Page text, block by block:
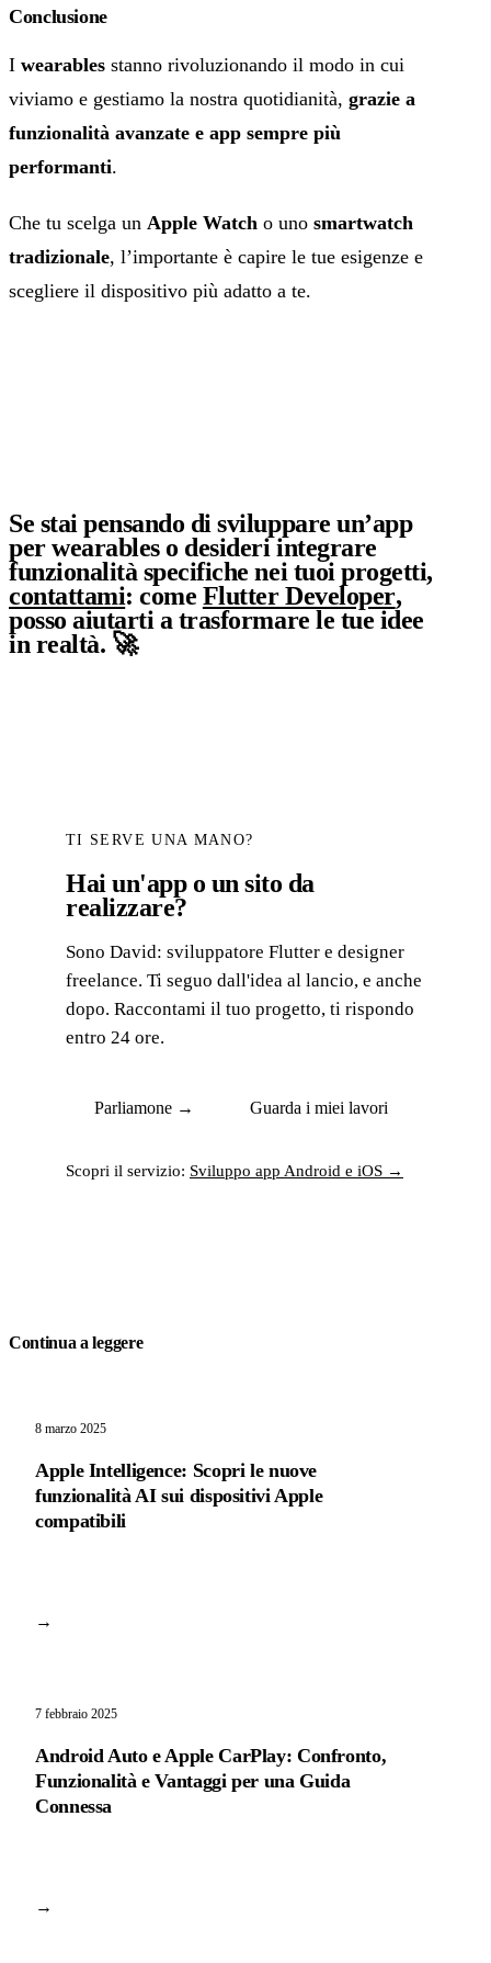
Conclusione
I wearables stanno rivoluzionando il modo in cui
viviamo e gestiamo la nostra quotidianità, grazie a
funzionalità avanzate e app sempre più
performanti.
Che tu scelga un Apple Watch o uno smartwatch
tradizionale, l’importante è capire le tue esigenze e
scegliere il dispositivo più adatto a te.
Se stai pensando di sviluppare un’app
per wearables o desideri integrare
funzionalità specifiche nei tuoi progetti,
contattami: come Flutter Developer,
posso aiutarti a trasformare le tue idee
in realtà. 🚀
TI SERVE UNA MANO?
Hai un'app o un sito da
realizzare?
Sono David: sviluppatore Flutter e designer
freelance. Ti seguo dall'idea al lancio, e anche
dopo. Raccontami il tuo progetto, ti rispondo
entro 24 ore.
Parliamone → Guarda i miei lavori
Scopri il servizio: Sviluppo app Android e iOS →
Continua a leggere
8 marzo 2025
Apple Intelligence: Scopri le nuove
funzionalità AI sui dispositivi Apple
compatibili
→
7 febbraio 2025
Android Auto e Apple CarPlay: Confronto,
Funzionalità e Vantaggi per una Guida
Connessa
→